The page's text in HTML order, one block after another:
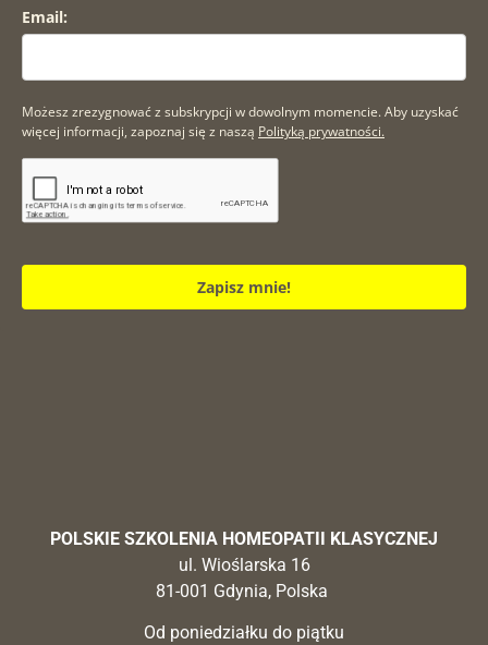
Email:
Możesz zrezygnować z subskrypcji w dowolnym momencie. Aby uzyskać
więcej informacji, zapoznaj się z naszą Polityką prywatności.
Zapisz mnie!
POLSKIE SZKOLENIA HOMEOPATII KLASYCZNEJ
ul. Wioślarska 16
81-001 Gdynia, Polska
Od poniedziałku do piątku